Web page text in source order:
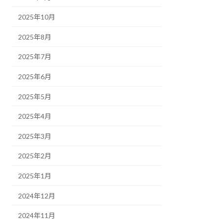
2025年10月
2025年8月
2025年7月
2025年6月
2025年5月
2025年4月
2025年3月
2025年2月
2025年1月
2024年12月
2024年11月